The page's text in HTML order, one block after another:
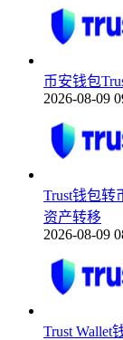
币安钱包
2026-08-09
Trust钱包转
资产转移
2026-08-09
Trust Wallet